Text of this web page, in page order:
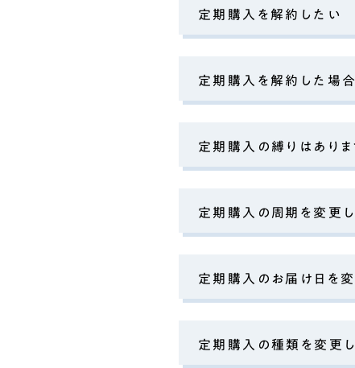
定期購入を解約したい
定期購入を解約した場
定期購入の縛りはありま
定期購入の周期を変更
定期購入のお届け日を
定期購入の種類を変更